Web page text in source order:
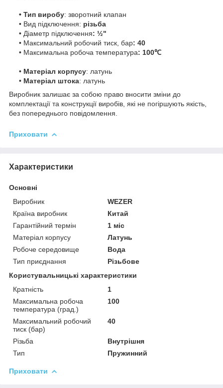
• Тип виробу: зворотний клапан
• Вид підключення: різьба
• Діаметр підключення: ½"
• Максимальний робочий тиск, бар: 40
• Максимальна робоча температура: 100℃
• Матеріал корпусу: латунь
• Матеріал штока: латунь
Виробник залишає за собою право вносити зміни до
комплектації та конструкції виробів, які не погіршують якість,
без попереднього повідомлення.
Приховати
Характеристики
Основні
Виробник
WEZER
Країна виробник
Китай
Гарантійний термін
1 міс
Матеріал корпусу
Латунь
Робоче середовище
Вода
Тип приєднання
Різьбове
Користувальницькі характеристики
Кратність
1
Максимальна робоча
температура (град.)
100
Максимальний робочий
тиск (бар)
40
Різьба
Внутрішня
Тип
Пружинний
Приховати